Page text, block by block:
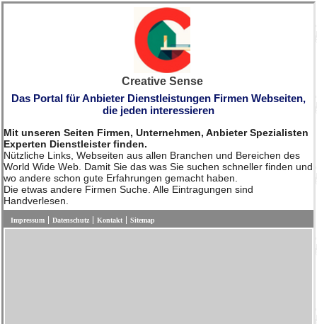
Creative Sense
Das Portal für Anbieter Dienstleistungen Firmen Webseiten,
die jeden interessieren
Mit unseren Seiten Firmen, Unternehmen, Anbieter Spezialisten
Experten Dienstleister finden.
Nützliche Links, Webseiten aus allen Branchen und Bereichen des
World Wide Web. Damit Sie das was Sie suchen schneller finden und
wo andere schon gute Erfahrungen gemacht haben.
Die etwas andere Firmen Suche. Alle Eintragungen sind
Handverlesen.
Impressum Datenschutz Kontakt Sitemap